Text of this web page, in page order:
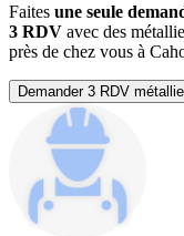
Faites une seule
3 RDV avec des
près de chez vous à
Demander 3 RDV